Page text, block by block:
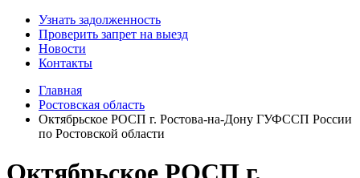
Узнать задолженность
Проверить запрет на выезд
Новости
Контакты
Главная
Ростовская область
Октябрьское РОСП г. Ростова-на-Дону ГУФССП России
по Ростовской области